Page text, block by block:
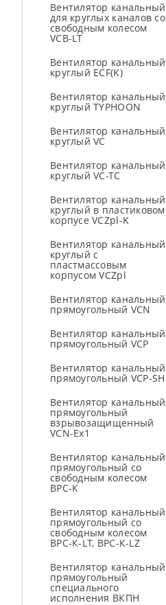
Вентилятор канальный
для круглых каналов со
свободным колесом
VCB-LT
Вентилятор канальный
круглый ECF(K)
Вентилятор канальный
круглый TYPHOON
Вентилятор канальный
круглый VC
Вентилятор канальный
круглый VC-TC
Вентилятор канальный
круглый в пластиковом
корпусе VCZpl-K
Вентилятор канальный
круглый с
пластмассовым
корпусом VCZpl
Вентилятор канальный
прямоугольный VCN
Вентилятор канальный
прямоугольный VCP
Вентилятор канальный
прямоугольный VCP-SH
Вентилятор канальный
прямоугольный
взрывозащищенный
VCN-Ex1
Вентилятор канальный
прямоугольный со
свободным колесом
ВРС-К
Вентилятор канальный
прямоугольный со
свободным колесом
ВРС-К-LT, ВРС-К-LZ
Вентилятор канальный
прямоугольный
специального
исполнения ВКПН